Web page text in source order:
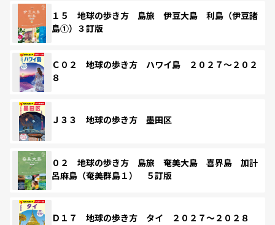
１５ 地球の歩き方 島旅 伊豆大島 利島（伊豆諸
島①）３訂版
Ｃ０２ 地球の歩き方 ハワイ島 ２０２７～２０２
８
Ｊ３３ 地球の歩き方 墨田区
０２ 地球の歩き方 島旅 奄美大島 喜界島 加計
呂麻島（奄美群島１） ５訂版
Ｄ１７ 地球の歩き方 タイ ２０２７～２０２８